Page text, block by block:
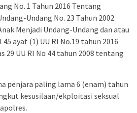
No. 1 Tahun 2016 Tentang
Undang No. 23 Tahun 2002
Menjadi Undang-Undang dan atau
ayat (1) UU RI No.19 tahun 2016
29 UU RI No 44 tahun 2008 tentang
penjara paling lama 6 (enam) tahun
kesusilaan/ekploitasi seksual